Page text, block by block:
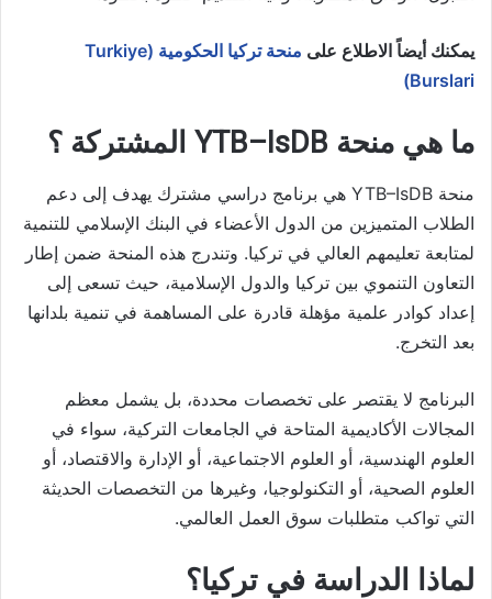
يمكنك أيضاً الاطلاع على
منحة تركيا الحكومية (Turkiye
Burslari)
ما هي منحة YTB–IsDB المشتركة ؟
منحة YTB–IsDB هي برنامج دراسي مشترك يهدف إلى دعم
الطلاب المتميزين من الدول الأعضاء في البنك الإسلامي للتنمية
لمتابعة تعليمهم العالي في تركيا. وتندرج هذه المنحة ضمن إطار
التعاون التنموي بين تركيا والدول الإسلامية، حيث تسعى إلى
إعداد كوادر علمية مؤهلة قادرة على المساهمة في تنمية بلدانها
بعد التخرج.
البرنامج لا يقتصر على تخصصات محددة، بل يشمل معظم
المجالات الأكاديمية المتاحة في الجامعات التركية، سواء في
العلوم الهندسية، أو العلوم الاجتماعية، أو الإدارة والاقتصاد، أو
العلوم الصحية، أو التكنولوجيا، وغيرها من التخصصات الحديثة
التي تواكب متطلبات سوق العمل العالمي.
لماذا الدراسة في تركيا؟